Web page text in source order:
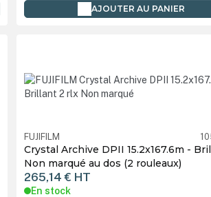
AJOUTER AU PANIER
FUJIFILM
Crystal Archive DPII 15.2x167.6m -
Non marqué au dos (2 rouleaux)
265,14 € HT
En stock